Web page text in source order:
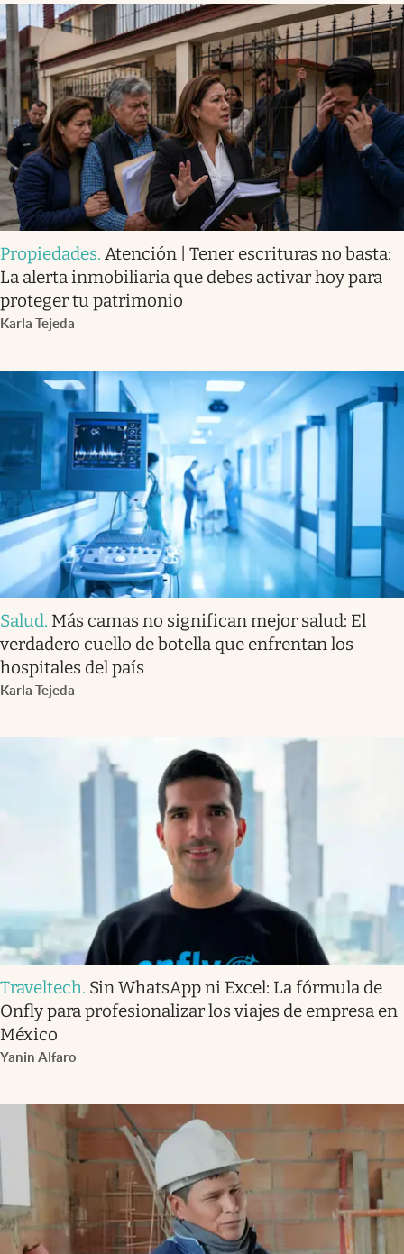
Propiedades. Atención | Tener escrituras no basta:
La alerta inmobiliaria que debes activar hoy para
proteger tu patrimonio
Karla Tejeda
Salud. Más camas no significan mejor salud: El
verdadero cuello de botella que enfrentan los
hospitales del país
Karla Tejeda
Traveltech. Sin WhatsApp ni Excel: La fórmula de
Onfly para profesionalizar los viajes de empresa en
México
Yanin Alfaro